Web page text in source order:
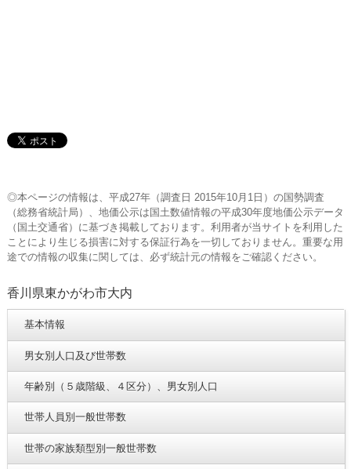
◎本ページの情報は、平成27年（調査日 2015年10月1日）の国勢調査
（総務省統計局）、地価公示は国土数値情報の平成30年度地価公示データ
（国土交通省）に基づき掲載しております。利用者が当サイトを利用した
ことにより生じる損害に対する保証行為を一切しておりません。重要な用
途での情報の収集に関しては、必ず統計元の情報をご確認ください。
香川県東かがわ市大内
基本情報
男女別人口及び世帯数
年齢別（５歳階級、４区分）、男女別人口
世帯人員別一般世帯数
世帯の家族類型別一般世帯数